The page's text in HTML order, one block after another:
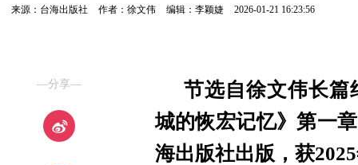
来源：台海出版社 作者：徐文伟 编辑：李颖婕 2026-01-21 16:23:56
—分享—
节选自徐文伟长篇
城的恢宏记忆》第一
海出版社出版，获